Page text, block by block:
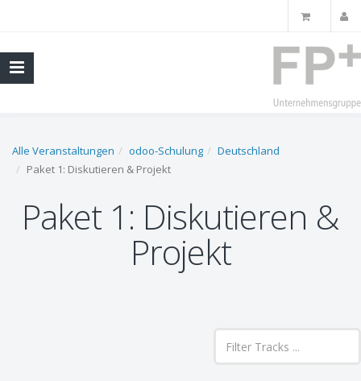
Alle Veranstaltungen odoo-Schulung
Deutschland
Paket 1: Diskutieren & Projekt
Paket 1: Diskutieren &
Projekt